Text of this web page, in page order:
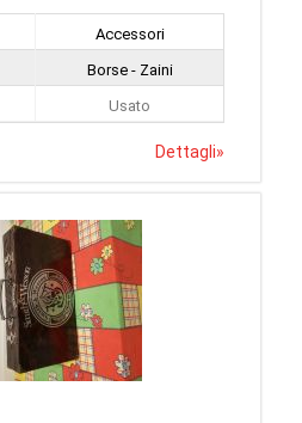
Accessori
Borse - Zaini
Usato
Dettagli»